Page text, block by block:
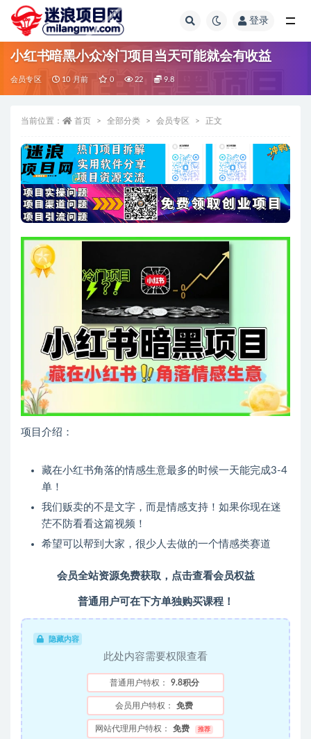
登录
小红书暗黑小众冷门项目当天可能就会有收益
会员专区 10 月前 0 22 9.8
当前位置： 首页 全部分类 会员专区 正文
项目介绍：
藏在小红书角落的情感生意最多的时候一天能完成3-4
单！
我们贩卖的不是文字，而是情感支持！如果你现在迷
茫不防看看这篇视频！
希望可以帮到大家，很少人去做的一个情感类赛道
会员全站资源免费获取，点击查看会员权益
普通用户可在下方单独购买课程！
隐藏内容
此处内容需要权限查看
普通用户特权： 9.8积分
会员用户特权： 免费
网站代理用户特权： 免费 推荐
全部